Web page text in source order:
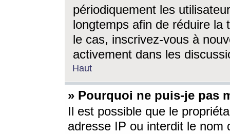
périodiquement les
longtemps afin de réduire la
le cas, inscrivez-vous à
activement dans les
Haut
» Pourquoi ne puis-je pas
Il est possible que le
adresse IP ou interdit le nom